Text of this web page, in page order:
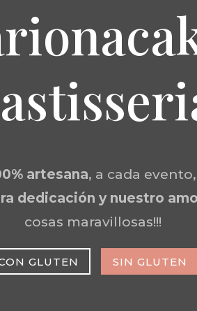
artesana, a cada
dedicación y nuestro
cosas maravillosas!!!
GLUTEN SIN GLUTEN